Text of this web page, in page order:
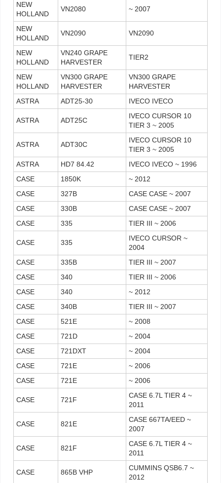
NEW
HOLLAND
VN2080 ~ 2007
NEW
HOLLAND
VN2090 VN2090
NEW
HOLLAND
VN240 GRAPE
HARVESTER
TIER2
NEW
HOLLAND
VN300 GRAPE
HARVESTER
VN300 GRAPE
HARVESTER
ASTRA
ADT25-30 IVECO IVECO
ASTRA ADT25C
IVECO CURSOR 10
TIER 3 ~ 2005
ASTRA ADT30C
IVECO CURSOR 10
TIER 3 ~ 2005
ASTRA
HD7 84.42
IVECO IVECO ~ 1996
CASE
1850K
~ 2012
CASE
327B
CASE CASE ~ 2007
CASE
330B
CASE CASE ~ 2007
CASE
335 TIER III ~ 2006
CASE 335
IVECO CURSOR ~
2004
CASE
335B
TIER III ~ 2007
CASE
340
TIER III ~ 2006
CASE
340
~ 2012
CASE
340B
TIER III ~ 2007
CASE
521E
~ 2008
CASE
721D
~ 2004
CASE
721DXT
~ 2004
CASE
721E
~ 2006
CASE
721E ~ 2006
CASE 721F
CASE 6.7L TIER 4 ~
2011
CASE 821E
CASE 667TA/EED ~
2007
CASE 821F
CASE 6.7L TIER 4 ~
2011
CASE 865B VHP
CUMMINS QSB6.7 ~
2012